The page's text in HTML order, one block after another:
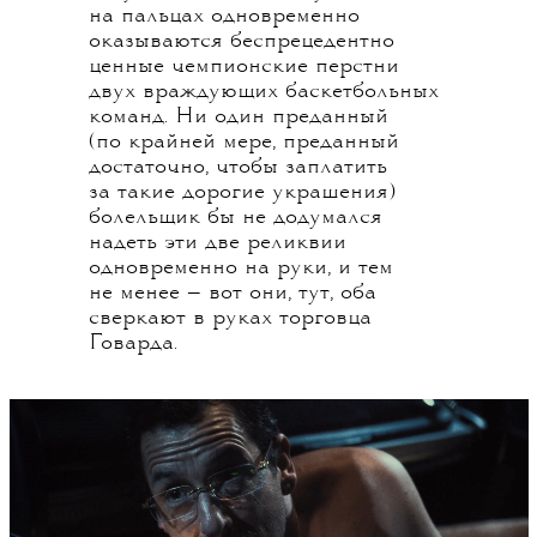
на пальцах одновременно
оказываются беспрецедентно
ценные чемпионские перстни
двух враждующих баскетбольных
команд. Ни один преданный
(по крайней мере, преданный
достаточно, чтобы заплатить
за такие дорогие украшения)
болельщик бы не додумался
надеть эти две реликвии
одновременно на руки, и тем
не менее — вот они, тут, оба
сверкают в руках торговца
Говарда.